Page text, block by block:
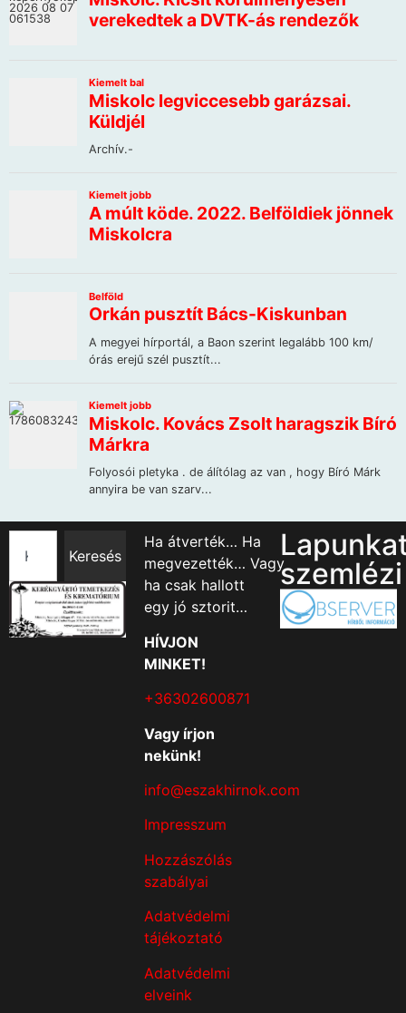
Keresés
Ha átverték… Ha
megvezették… Vagy
ha csak hallott
egy jó sztorit…
HÍVJON
MINKET!
+36302600871
Vagy írjon
nekünk!
info@eszakhirnok.com
Impresszum
Hozzászólás
szabályai
Adatvédelmi
tájékoztató
Adatvédelmi
elveink
szemlézi